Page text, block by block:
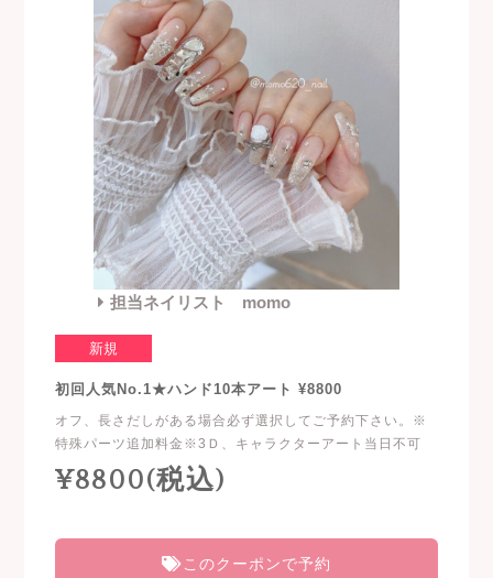
担当ネイリスト momo
新規
初回人気No.1★ハンド10本アート ¥8800
オフ、長さだしがある場合必ず選択してご予約下さい。※
特殊パーツ追加料金※3Ｄ、キャラクターアート当日不可
¥8800(税込)
このクーポンで予約